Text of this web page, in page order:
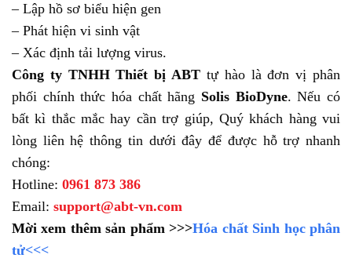
– Lập hồ sơ biểu hiện gen
– Phát hiện vi sinh vật
– Xác định tải lượng virus.
Công ty TNHH Thiết bị ABT tự hào là đơn vị phân
phối chính thức hóa chất hãng Solis BioDyne. Nếu có
bất kì thắc mắc hay cần trợ giúp, Quý khách hàng vui
lòng liên hệ thông tin dưới đây để được hỗ trợ nhanh
chóng:
Hotline: 0961 873 386
Email: support@abt-vn.com
Mời xem thêm sản phẩm >>>Hóa chất Sinh học phân
tử<<<